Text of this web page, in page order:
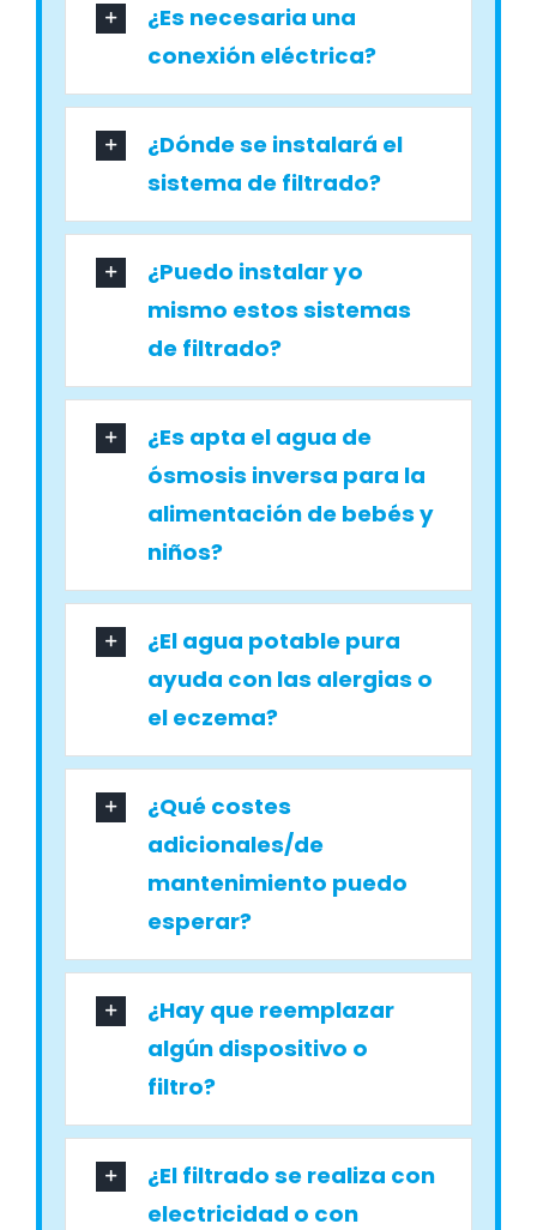
¿Es necesaria una
conexión eléctrica?
¿Dónde se instalará el
sistema de filtrado?
¿Puedo instalar yo
mismo estos sistemas
de filtrado?
¿Es apta el agua de
ósmosis inversa para la
alimentación de bebés y
niños?
¿El agua potable pura
ayuda con las alergias o
el eczema?
¿Qué costes
adicionales/de
mantenimiento puedo
esperar?
¿Hay que reemplazar
algún dispositivo o
filtro?
¿El filtrado se realiza con
electricidad o con